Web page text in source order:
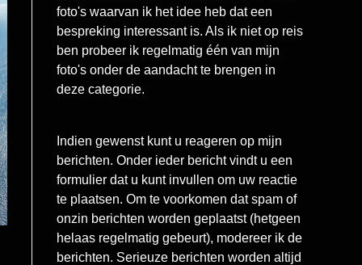
foto's waarvan ik het idee heb dat een
bespreking interessant is. Als ik niet op reis
ben probeer ik regelmatig één van mijn
foto's onder de aandacht te brengen in
deze categorie.
Indien gewenst kunt u reageren op mijn
berichten. Onder ieder bericht vindt u een
formulier dat u kunt invullen om uw reactie
te plaatsen. Om te voorkomen dat spam of
onzin berichten worden geplaatst (hetgeen
helaas regelmatig gebeurt), modereer ik de
berichten. Serieuze berichten worden altijd